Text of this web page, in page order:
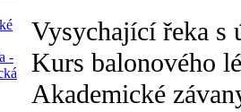
Vysychající řeka s
Kurs balonového
Akademické